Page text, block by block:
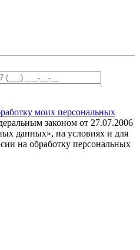
моих персональных
законом от 27.07.2006
данных», на условиях и для
на обработку персональных